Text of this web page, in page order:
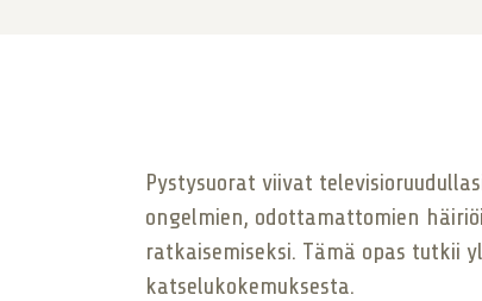
Pystysuorat viivat
ongelmien, odottamattomien
ratkaisemiseksi. Tämä opas tutkii
katselukokemuksesta.